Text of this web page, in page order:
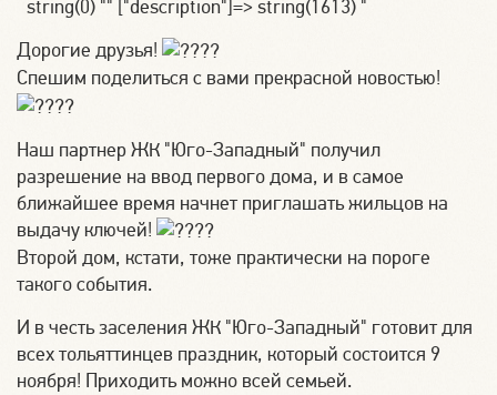
string(0) "" ["description"]=> string(1613) "
Дорогие друзья!
Спешим поделиться с вами прекрасной новостью!
Наш партнер ЖК "Юго-Западный" получил
разрешение на ввод первого дома, и в самое
ближайшее время начнет приглашать жильцов на
выдачу ключей!
Второй дом, кстати, тоже практически на пороге
такого события.
И в честь заселения ЖК "Юго-Западный" готовит для
всех тольяттинцев праздник, который состоится 9
ноября! Приходить можно всей семьей.